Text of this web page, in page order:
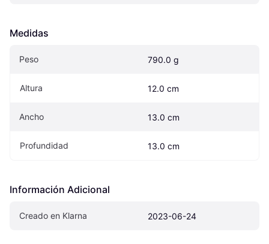
Medidas
Peso 790.0 g
Altura 12.0 cm
Ancho 13.0 cm
Profundidad 13.0 cm
Información Adicional
Creado en Klarna 2023-06-24